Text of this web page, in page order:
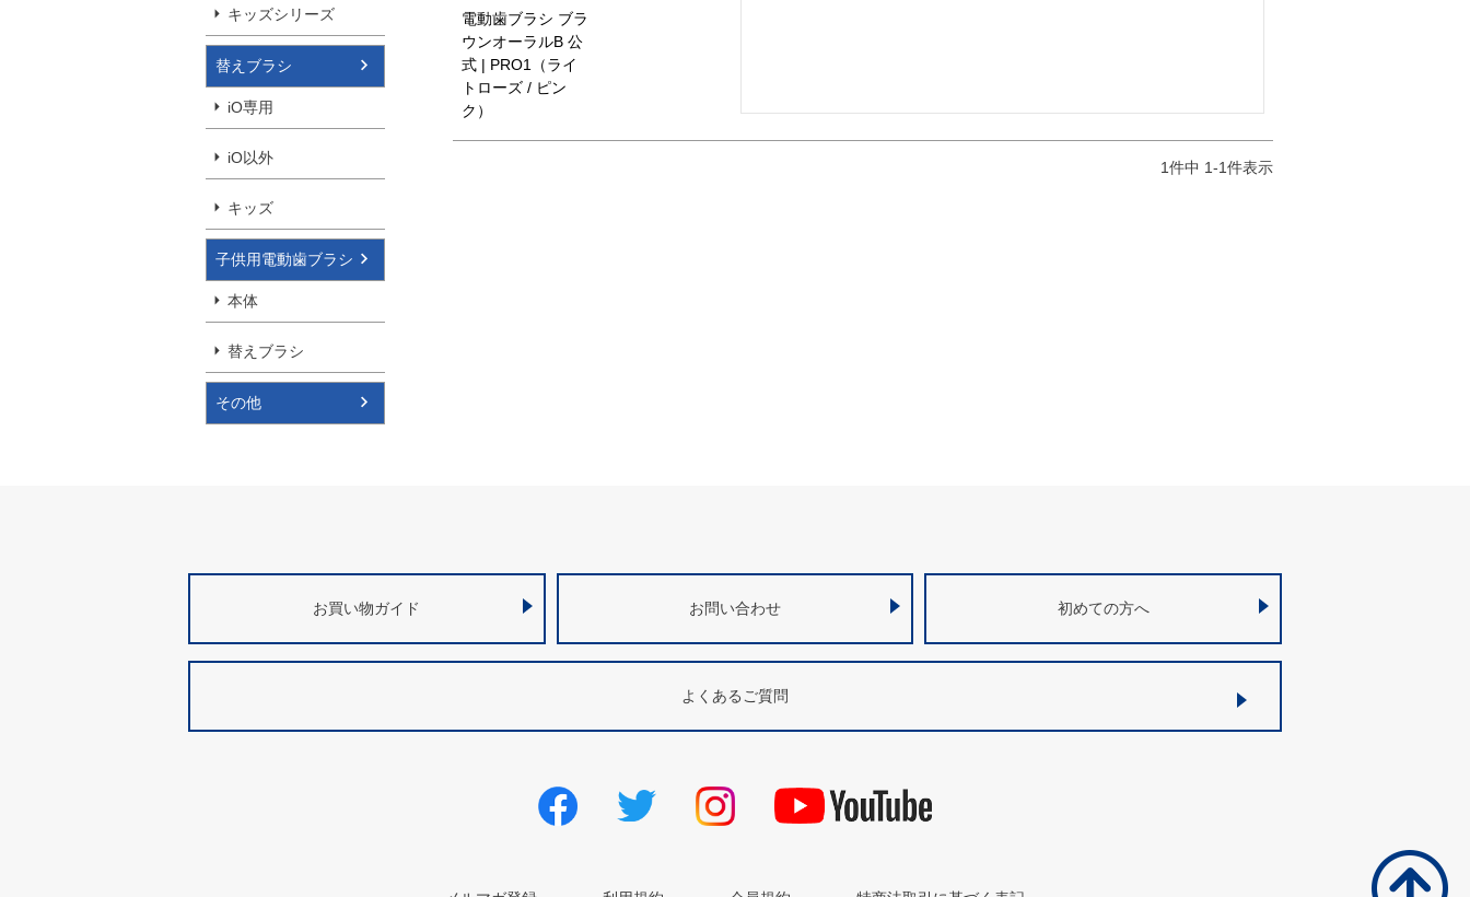
キッズシリーズ
替えブラシ
iO専用
iO以外
キッズ
子供用電動歯ブラシ
本体
替えブラシ
その他
電動歯ブラシ ブラ
ウンオーラルB 公
式 | PRO1（ライ
トローズ / ピン
ク）
1件中 1-1件表示
お買い物ガイド お問い合わせ 初めての方へ
よくあるご質問